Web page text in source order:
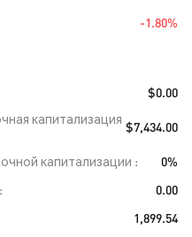
-1.80%
$0.00
капитализация $7,434.00
капитализации
0%
0.00
1,899.54